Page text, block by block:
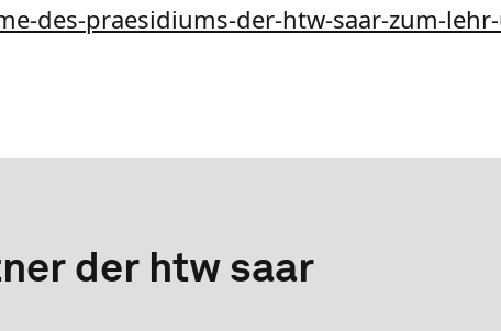
des-praesidiums-der-htw-saar-zum-
der htw saar